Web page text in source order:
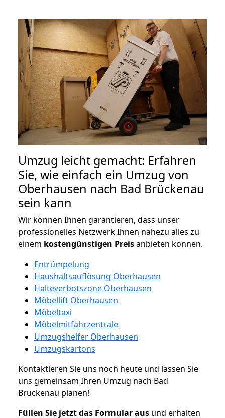
Umzug leicht gemacht: Erfahren
Sie, wie einfach ein Umzug von
Oberhausen nach Bad Brückenau
sein kann
Wir können Ihnen garantieren, dass unser
professionelles Netzwerk Ihnen nahezu alles zu
einem kostengünstigen Preisanbieten können.
Entrümpelung
Haushaltsauflösung Oberhausen
Halteverbotszone Oberhausen
Möbellift Oberhausen
Möbeltaxi
Möbelmitfahrzentrale
Umzugshelfer Oberhausen
Umzugskartons
Kontaktieren Sie uns noch heute und lassen Sie
uns gemeinsam Ihren Umzug nach Bad
Brückenau planen!
Füllen Sie jetzt das Formular aus und erhalten